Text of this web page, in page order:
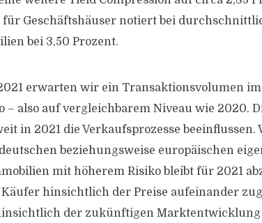
Geschäftshäuser notiert bei
bei 3,50 Prozent.
erwarten wir ein Transaktionsvolumen im
– also auf vergleichbarem Niveau wie 2020.
in 2021 die Verkaufsprozesse
beziehungsweise europäischen
mit höherem Risiko bleibt für 2021
hinsichtlich der Preise aufeinander
der zukünftigen Marktentwicklung